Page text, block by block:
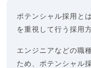
ポテンシャル採用と
を重視して行う採用
エンジニアなどの職
ため、ポテンシャル